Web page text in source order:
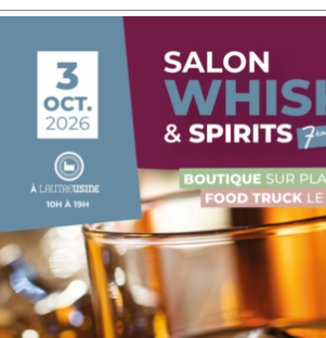
goût.
Partager cet évenement